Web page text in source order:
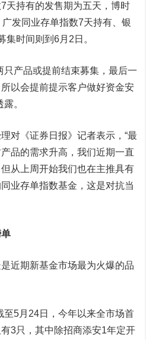
天持有的发售期为五天，博时
发同业存单指数7天持有、银
集时间则到6月2日。
产品或提前结束募集，最后一
以会提前提示客户做好资金安
。
《证券日报》记者表示，“最
品的需求升高，我们近期一直
从上周开始我们也在主推具有
业存单指数基金，这是对抗当
期新基金市场最为火爆的品
5月24日，今年以来全市场首
3只，其中除招商添安1年定开